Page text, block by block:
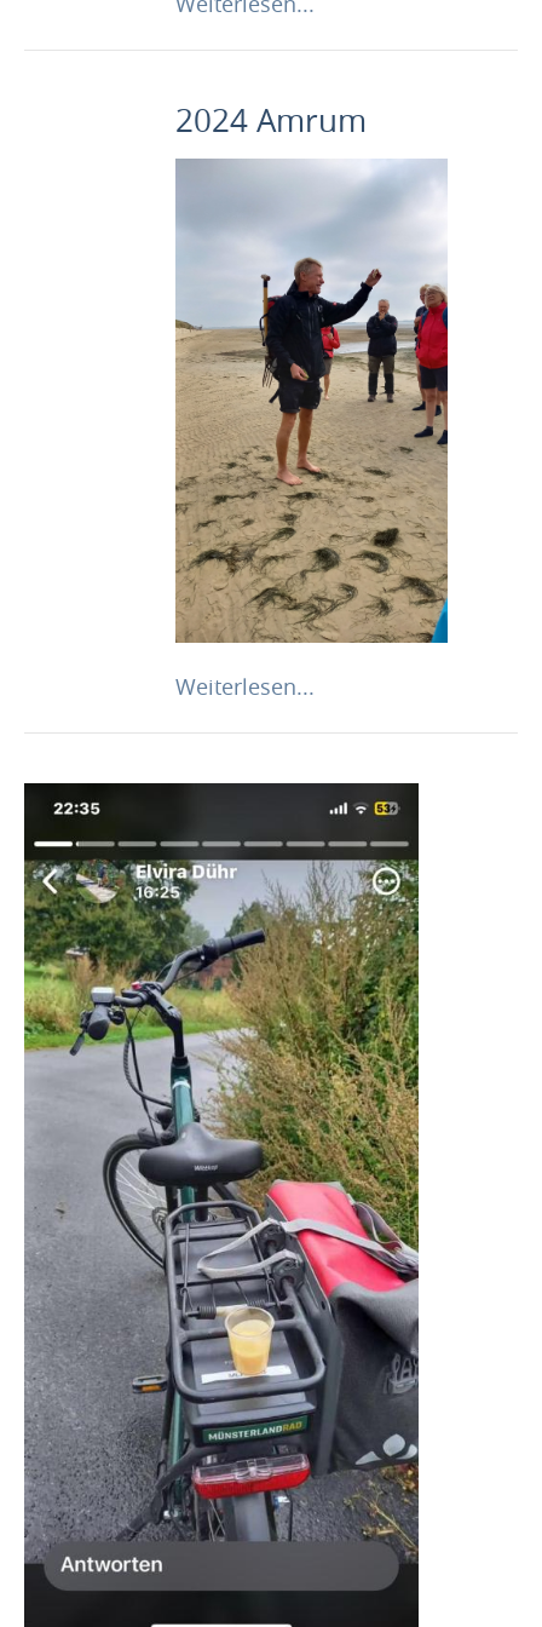
2024 Amrum
Weiterlesen...